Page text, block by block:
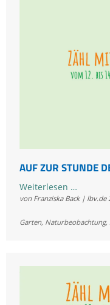
der
auf
AUF ZUR STUNDE
Weiterlesen …Auf
zur
von Franziska Back | lbv.de
Garten, Naturbeobachtung,